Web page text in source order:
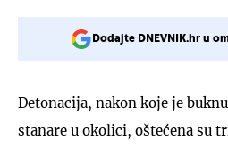
Dodajte DNEVNIK.hr u
Detonacija, nakon koje je
stanare u okolici, oštećena su